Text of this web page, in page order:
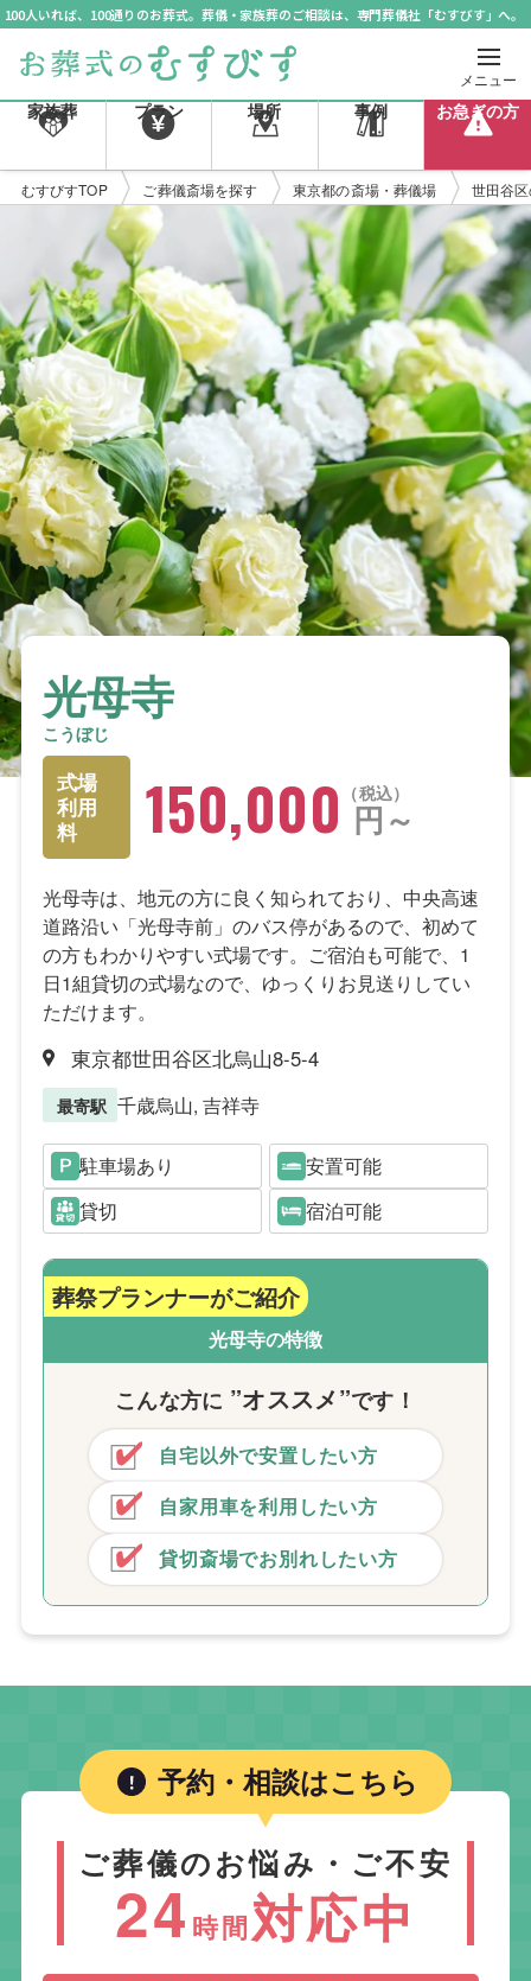
100人いれば、100通りのお葬式。葬儀・家族葬のご相談は、専門葬儀社「むすびす」へ。
メニュー
家族葬 プラン 場所 事例 お急ぎの方
むすびすTOP ご葬儀斎場を探す 東京都の斎場・葬儀場 世田谷
光母寺
こうぼじ
式場
利用
料
税込
150,000 円～
光母寺は、地元の方に良く知られており、中央高速
道路沿い「光母寺前」のバス停があるので、初めて
の方もわかりやすい式場です。ご宿泊も可能で、1
日1組貸切の式場なので、ゆっくりお見送りしてい
ただけます。
東京都世田谷区北烏山8-5-4
最寄駅 千歳烏山, 吉祥寺
駐車場あり
安置可能
貸切
宿泊可能
葬祭プランナーがご紹介
光母寺の特徴
こんな方に ”オススメ”です！
自宅以外で安置したい方
自家用車を利用したい方
貸切斎場でお別れしたい方
予約・相談はこちら
ご葬儀のお悩み・ご不安
24 時間対応中